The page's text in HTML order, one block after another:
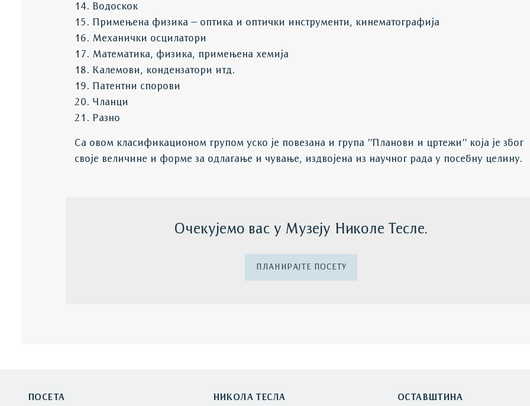
14. Водоскок
15. Примењена физика – оптика и оптички инструменти, кинематографија
16. Механички осцилатори
17. Математика, физика, примењена хемија
18. Калемови, кондензатори итд.
19. Патентни спорови
20. Чланци
21. Разно
Са овом класификационом групом уско је повезана и група ’’Планови и цртежи’’ која је због
своје величине и форме за одлагање и чување, издвојена из научног рада у посебну целину.
Очекујемо вас у Музеју Николе Тесле.
ПЛАНИРАЈТЕ ПОСЕТУ
ПОСЕТА НИКОЛА ТЕСЛА ОСТАВШТИНА